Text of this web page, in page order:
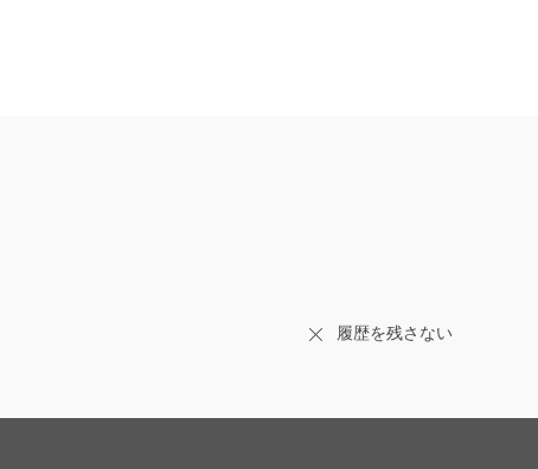
履歴を残さない